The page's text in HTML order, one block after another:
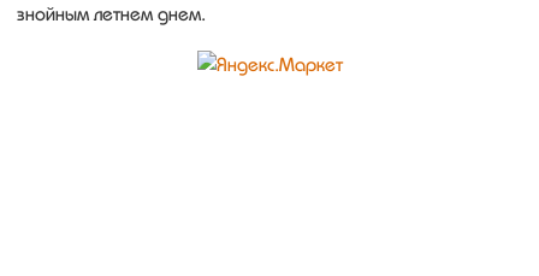
знойным летнем днем.